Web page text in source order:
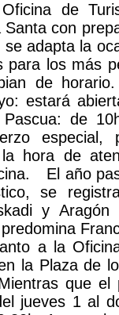
de
con
adapta la
los más
de
estará
de
hora de
El año
se
y
a la
la Plaza de
que el
jueves 1 al